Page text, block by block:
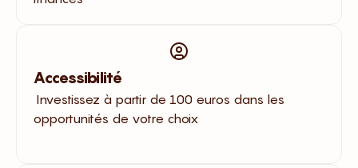
Accessibilité
Investissez à partir de 100 euros dans les
opportunités de votre choix